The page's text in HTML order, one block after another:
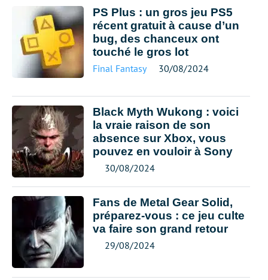
PS Plus : un gros jeu PS5
récent gratuit à cause d’un
bug, des chanceux ont
touché le gros lot
Final Fantasy 30/08/2024
Black Myth Wukong : voici
la vraie raison de son
absence sur Xbox, vous
pouvez en vouloir à Sony
30/08/2024
Fans de Metal Gear Solid,
préparez-vous : ce jeu culte
va faire son grand retour
29/08/2024